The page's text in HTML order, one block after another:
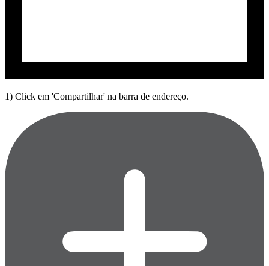
1) Click em 'Compartilhar' na barra de endereço.